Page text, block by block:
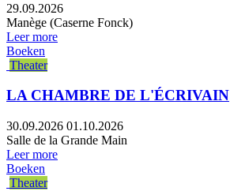
29.09.2026
Manège (Caserne Fonck)
Leer more
Boeken
Theater
LA CHAMBRE DE L'ÉCRIVAIN
30.09.2026 01.10.2026
Salle de la Grande Main
Leer more
Boeken
Theater